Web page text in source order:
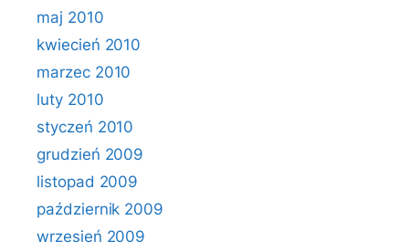
maj 2010
kwiecień 2010
marzec 2010
luty 2010
styczeń 2010
grudzień 2009
listopad 2009
październik 2009
wrzesień 2009